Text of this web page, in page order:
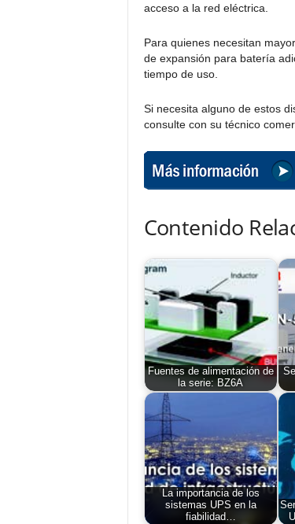
acceso a la red eléctrica.
Para quienes necesitan
de expansión para batería
tiempo de uso.
Si necesita alguno de estos
consulte con su técnico
Contenido
Fuentes de alimentación de
la serie: BZ6A
La importancia de los
sistemas UPS en la
fiabilidad…